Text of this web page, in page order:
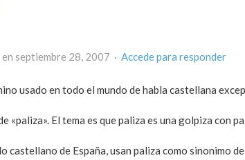
en septiembre 28, 2007 · Accede para responder
usado en todo el mundo de habla castellana
«paliza». El tema es que paliza es una golpiza con
castellano de España, usan paliza como sinonimo